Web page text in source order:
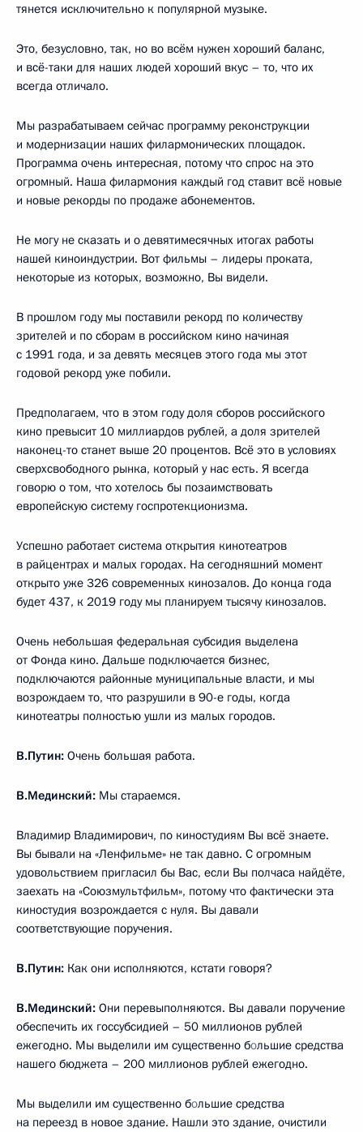
тянется исключительно к популярной музыке.
Это, безусловно, так, но во всём нужен хороший баланс,
и всё-таки для наших людей хороший вкус – то, что их
всегда отличало.
Мы разрабатываем сейчас программу реконструкции
и модернизации наших филармонических площадок.
Программа очень интересная, потому что спрос на это
огромный. Наша филармония каждый год ставит всё новые
и новые рекорды по продаже абонементов.
Не могу не сказать и о девятимесячных итогах работы
нашей киноиндустрии. Вот фильмы – лидеры проката,
некоторые из которых, возможно, Вы видели.
В прошлом году мы поставили рекорд по количеству
зрителей и по сборам в российском кино начиная
с 1991 года, и за девять месяцев этого года мы этот
годовой рекорд уже побили.
Предполагаем, что в этом году доля сборов российского
кино превысит 10 миллиардов рублей, а доля зрителей
наконец-то станет выше 20 процентов. Всё это в условиях
сверхсвободного рынка, который у нас есть. Я всегда
говорю о том, что хотелось бы позаимствовать
европейскую систему госпротекционизма.
Успешно работает система открытия кинотеатров
в райцентрах и малых городах. На сегодняшний момент
открыто уже 326 современных кинозалов. До конца года
будет 437, к 2019 году мы планируем тысячу кинозалов.
Очень небольшая федеральная субсидия выделена
от Фонда кино. Дальше подключается бизнес,
подключаются районные муниципальные власти, и мы
возрождаем то, что разрушили в 90-е годы, когда
кинотеатры полностью ушли из малых городов.
В.Путин: Очень большая работа.
В.Мединский: Мы стараемся.
Владимир Владимирович, по киностудиям Вы всё знаете.
Вы бывали на «Ленфильме» не так давно. С огромным
удовольствием пригласил бы Вас, если Вы полчаса найдёте,
заехать на «Союзмультфильм», потому что фактически эта
киностудия возрождается с нуля. Вы давали
соответствующие поручения.
В.Путин: Как они исполняются, кстати говоря?
В.Мединский: Они перевыполняются. Вы давали поручение
обеспечить их госсубсидией – 50 миллионов рублей
ежегодно. Мы выделили им существенно большие средства
нашего бюджета – 200 миллионов рублей ежегодно.
Мы выделили им существенно большие средства
на переезд в новое здание. Нашли это здание, очистили